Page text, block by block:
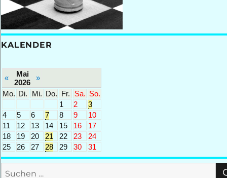
KALENDER
«
Mai
2026
»
Mo. Di. Mi. Do. Fr. Sa. So.
1
2
3
4
5 6 7 8 9
10
11
12 13 14 15 16
17
18
19 20 21 22 23
24
25
26 27 28 29 30 31
Suchen